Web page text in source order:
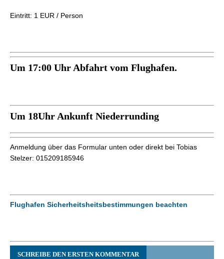
Eintritt: 1 EUR / Person
Um 17:00 Uhr Abfahrt vom Flughafen.
Um 18Uhr Ankunft Niederrunding
Anmeldung über das Formular unten oder direkt bei Tobias
Stelzer: 015209185946
Flughafen Sicherheitsheitsbestimmungen beachten
SCHREIBE DEN ERSTEN KOMMENTAR